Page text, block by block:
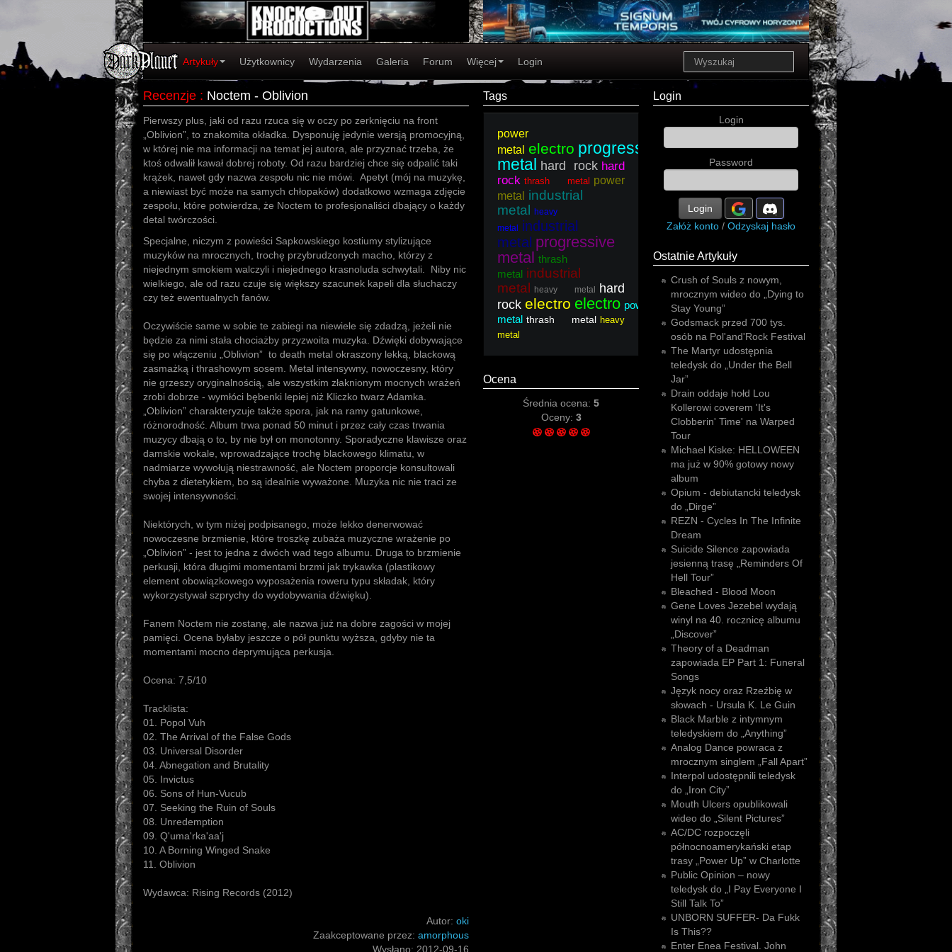
Artykuły Użytkownicy Wydarzenia Galeria Forum Więcej Login
Recenzje : Noctem - Oblivion
Pierwszy plus, jaki od razu rzuca się w oczy po zerknięciu na front
„Oblivion”, to znakomita okładka. Dysponuję jedynie wersją promocyjną,
w której nie ma informacji na temat jej autora, ale przyznać trzeba, że
ktoś odwalił kawał dobrej roboty. Od razu bardziej chce się odpalić taki
krążek, nawet gdy nazwa zespołu nic nie mówi. Apetyt (mój na muzykę,
a niewiast być może na samych chłopaków) dodatkowo wzmaga zdjęcie
zespołu, które potwierdza, że Noctem to profesjonaliści dbający o każdy
detal twórczości.
Specjalne, niczym z powieści Sapkowskiego kostiumy stylizujące
muzyków na mrocznych, trochę przybrudzonych macho, którzy z
niejednym smokiem walczyli i niejednego krasnoluda schwytali. Niby nic
wielkiego, ale od razu czuje się większy szacunek kapeli dla słuchaczy
czy też ewentualnych fanów.
Oczywiście same w sobie te zabiegi na niewiele się zdadzą, jeżeli nie
będzie za nimi stała chociażby przyzwoita muzyka. Dźwięki dobywające
się po włączeniu „Oblivion” to death metal okraszony lekką, blackową
zasmażką i thrashowym sosem. Metal intensywny, nowoczesny, który
nie grzeszy oryginalnością, ale wszystkim złaknionym mocnych wrażeń
zrobi dobrze - wymłóci bębenki lepiej niż Kliczko twarz Adamka.
„Oblivion” charakteryzuje także spora, jak na ramy gatunkowe,
różnorodność. Album trwa ponad 50 minut i przez cały czas trwania
muzycy dbają o to, by nie był on monotonny. Sporadyczne klawisze oraz
damskie wokale, wprowadzające trochę blackowego klimatu, w
nadmiarze wywołują niestrawność, ale Noctem proporcje konsultowali
chyba z dietetykiem, bo są idealnie wyważone. Muzyka nic nie traci ze
swojej intensywności.
Niektórych, w tym niżej podpisanego, może lekko denerwować
nowoczesne brzmienie, które troszkę zubaża muzyczne wrażenie po
„Oblivion” - jest to jedna z dwóch wad tego albumu. Druga to brzmienie
perkusji, która długimi momentami brzmi jak trykawka (plastikowy
element obowiązkowego wyposażenia roweru typu składak, który
wykorzystywał szprychy do wydobywania dźwięku).
Fanem Noctem nie zostanę, ale nazwa już na dobre zagości w mojej
pamięci. Ocena byłaby jeszcze o pół punktu wyższa, gdyby nie ta
momentami mocno deprymująca perkusja.
Ocena: 7,5/10
Tracklista:
01. Popol Vuh
02. The Arrival of the False Gods
03. Universal Disorder
04. Abnegation and Brutality
05. Invictus
06. Sons of Hun-Vucub
07. Seeking the Ruin of Souls
08. Unredemption
09. Q'uma'rka'aa'j
10. A Borning Winged Snake
11. Oblivion
Wydawca: Rising Records (2012)
Autor: oki
Zaakceptowane przez: amorphous
Wysłano: 2012-09-16
Tags
power
metal
electro progressive
metal hard rock hard
rock thrash metal power
metal
industrial
metal
heavy
metal
industrial
metal progressive
metal thrash
metal industrial
metal
heavy metal
hard
rock electro electro power
metal thrash metal heavy
metal
Ocena
Średnia ocena: 5
Oceny: 3
Login
Login
Password
Login
Załóż konto / Odzyskaj hasło
Ostatnie Artykuły
Crush of Souls z nowym,
mrocznym wideo do „Dying to
Stay Young”
Godsmack przed 700 tys.
osób na Pol'and'Rock Festival
The Martyr udostępnia
teledysk do „Under the Bell
Jar”
Drain oddaje hołd Lou
Kollerowi coverem 'It's
Clobberin' Time' na Warped
Tour
Michael Kiske: HELLOWEEN
ma już w 90% gotowy nowy
album
Opium - debiutancki teledysk
do „Dirge”
REZN - Cycles In The Infinite
Dream
Suicide Silence zapowiada
jesienną trasę „Reminders Of
Hell Tour”
Bleached - Blood Moon
Gene Loves Jezebel wydają
winyl na 40. rocznicę albumu
„Discover”
Theory of a Deadman
zapowiada EP Part 1: Funeral
Songs
Język nocy oraz Rzeźbię w
słowach - Ursula K. Le Guin
Black Marble z intymnym
teledyskiem do „Anything”
Analog Dance powraca z
mrocznym singlem „Fall Apart”
Interpol udostępnili teledysk
do „Iron City”
Mouth Ulcers opublikowali
wideo do „Silent Pictures”
AC/DC rozpoczęli
północnoamerykański etap
trasy „Power Up” w Charlotte
Public Opinion – nowy
teledysk do „I Pay Everyone I
Still Talk To”
UNBORN SUFFER- Da Fukk
Is This??
Enter Enea Festival. John